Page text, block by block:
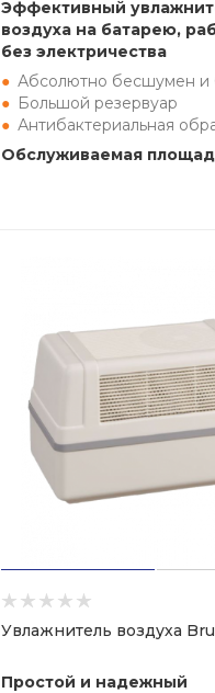
Эффективный
воздуха на батарею,
без электричества
Абсолютно бесшумен и
Большой резервуар
Антибактериальная
Обслуживаемая
Увлажнитель воздуха
Простой и надежный